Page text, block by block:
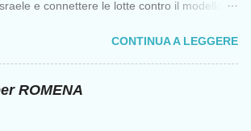
tra l’Europa e l’Oriente, ruolo che si
più battagliere di Venezia. FLOTILLA Un
e connettere le lotte contro il modello
palestinesi presso il Mausoleo di Yasser
alla Muqata'a La “totale impunità ” di
ha dato inizio a un’“era del diritto del più
” senza precedenti da decenni,
CONTINUA A LEGGERE
ROMENA